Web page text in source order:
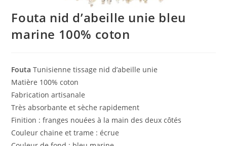
Fouta nid d’abeille unie bleu
marine 100% coton
Fouta Tunisienne tissage nid d’abeille unie
Matière 100% coton
Fabrication artisanale
Très absorbante et sèche rapidement
Finition : franges nouées à la main des deux côtés
Couleur chaine et trame : écrue